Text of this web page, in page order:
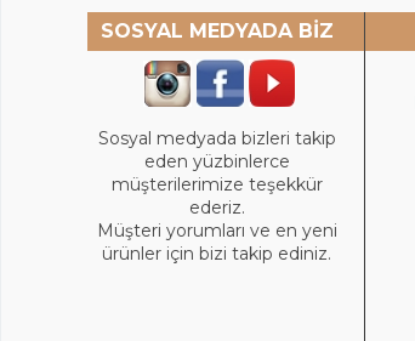
SOSYAL MEDYADA BİZ
Sosyal medyada bizleri takip
eden yüzbinlerce
müşterilerimize teşekkür
ederiz.
Müşteri yorumları ve en yeni
ürünler için bizi takip ediniz.